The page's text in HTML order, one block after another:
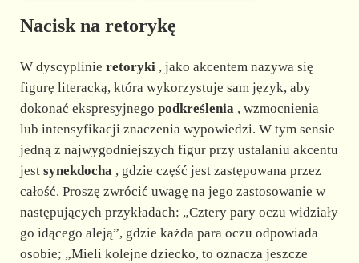
Nacisk na retorykę
W dyscyplinie retoryki, jako akcentem nazywa się
figurę literacką, która wykorzystuje sam język, aby
dokonać ekspresyjnego podkreślenia, wzmocnienia
lub intensyfikacji znaczenia wypowiedzi. W tym sensie
jedną z najwygodniejszych figur przy ustalaniu akcentu
jest synekdocha, gdzie część jest zastępowana przez
całość. Proszę zwrócić uwagę na jego zastosowanie w
następujących przykładach: „Cztery pary oczu widziały
go idącego aleją”, gdzie każda para oczu odpowiada
osobie; „Mieli kolejne dziecko, to oznacza jeszcze